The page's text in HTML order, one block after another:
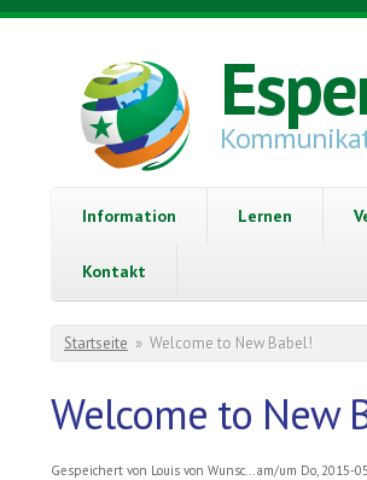
Direkt zum Inhalt
Information Lernen
Kontakt
Sie sind hier
Startseite » Welcome to New Babel!
Welcome to New
Gespeichert von Louis von Wunsc...am/um Do, 2015-